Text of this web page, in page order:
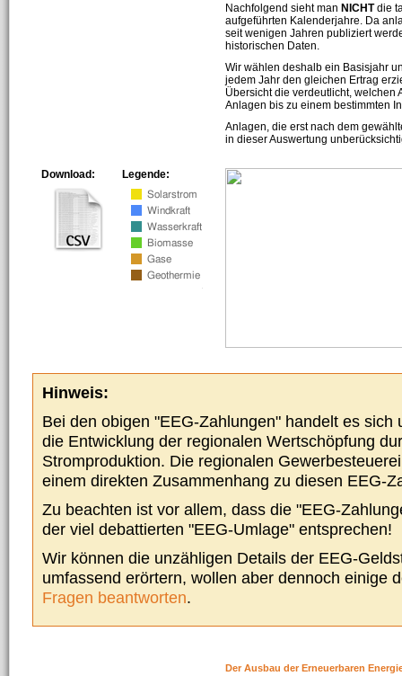
Nachfolgend sieht man NICHTdie
aufgeführten Kalenderjahre. Da
seit wenigen Jahren publiziert
historischen Daten.
Wir wählen deshalb ein Basisjahr
jedem Jahr den gleichen Ertrag
Übersicht die verdeutlicht, welchen
Anlagen bis zu einem bestimmten
Anlagen, die erst nach dem
in dieser Auswertung
Legende:
Download:
Hinweis:
Bei den obigen "EEG-Zahlungen" handelt es sich
die Entwicklung der regionalen Wertschöpfung
Stromproduktion. Die regionalen
einem direkten Zusammenhang zu diesen EEG-
Zu beachten ist vor allem, dass die "EEG-
der viel debattierten "EEG-Umlage" entsprechen!
Wir können die unzähligen Details der EEG-
umfassend erörtern, wollen aber dennoch einige
Fragen beantworten.
Der Ausbau der Erneuerbaren